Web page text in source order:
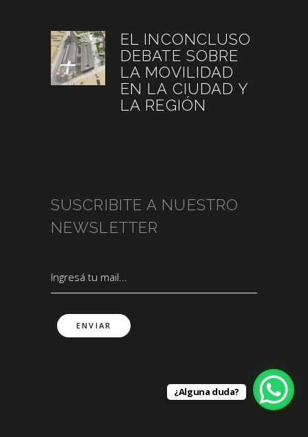
EL INCONCLUSO
DEBATE SOBRE
LA MOVILIDAD
EN LA CIUDAD Y
LA REGIÓN
SUSCRIBITE A NUESTRO
NEWSLETTER
¿Alguna duda?